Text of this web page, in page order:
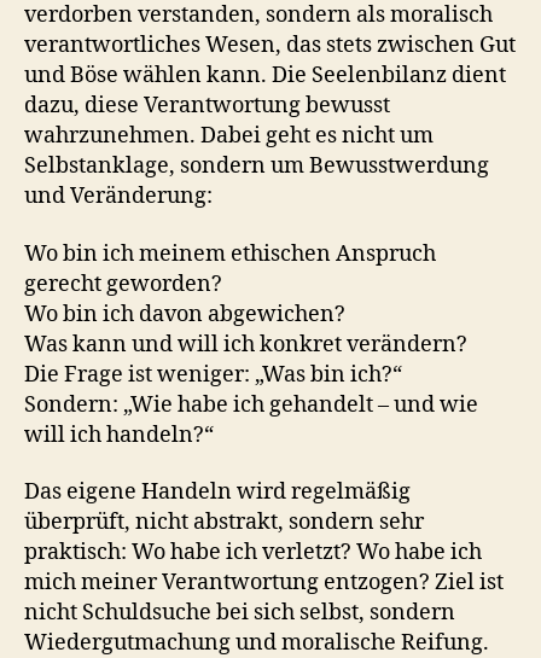
verdorben verstanden, sondern als moralisch
verantwortliches Wesen, das stets zwischen Gut
und Böse wählen kann. Die Seelenbilanz dient
dazu, diese Verantwortung bewusst
wahrzunehmen. Dabei geht es nicht um
Selbstanklage, sondern um Bewusstwerdung
und Veränderung:
Wo bin ich meinem ethischen Anspruch
gerecht geworden?
Wo bin ich davon abgewichen?
Was kann und will ich konkret verändern?
Die Frage ist weniger: „Was bin ich?“
Sondern: „Wie habe ich gehandelt – und wie
will ich handeln?“
Das eigene Handeln wird regelmäßig
überprüft, nicht abstrakt, sondern sehr
praktisch: Wo habe ich verletzt? Wo habe ich
mich meiner Verantwortung entzogen? Ziel ist
nicht Schuldsuche bei sich selbst, sondern
Wiedergutmachung und moralische Reifung.